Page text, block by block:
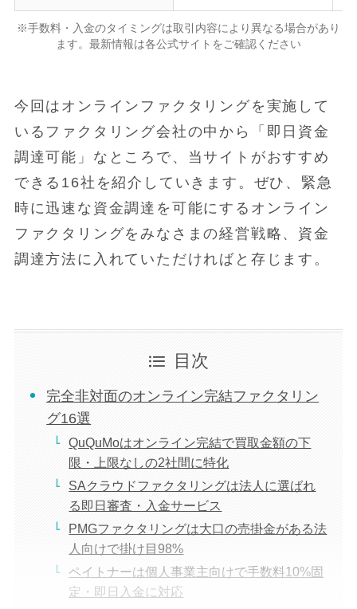
※手数料・入金のタイミングは取引内容により異なる場合があり
ます。最新情報は各公式サイトをご確認ください
今回はオンラインファクタリングを実施して
いるファクタリング会社の中から「即日資金
調達可能」なところで、当サイトがおすすめ
できる16社を紹介していきます。ぜひ、緊急
時に迅速な資金調達を可能にするオンライン
ファクタリングをみなさまの経営戦略、資金
調達方法に入れていただければと存じます。
目次
完全非対面のオンライン完結ファクタリン
グ16選
QuQuMoはオンライン完結で買取金額の下
限・上限なしの2社間に特化
SAクラウドファクタリングは法人に選ばれ
る即日審査・入金サービス
PMGファクタリングは大口の売掛金がある法
人向けで掛け目98%
ペイトナーは個人事業主向けで手数料10%固
定・即日入金に対応